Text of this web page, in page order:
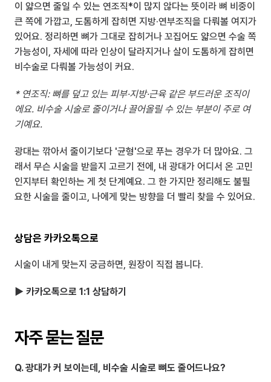
이 얇으면 줄일 수 있는 연조직*이 많지 않다는 뜻이라 뼈 비중이
큰 쪽에 가깝고, 도톰하게 잡히면 지방·연부조직을 다뤄볼 여지가
있어요. 정리하면 뼈가 그대로 잡히거나 꼬집어도 얇으면 수술 쪽
가능성이, 자세에 따라 인상이 달라지거나 살이 도톰하게 잡히면
비수술로 다뤄볼 가능성이 커요.
* 연조직: 뼈를 덮고 있는 피부·지방·근육 같은 부드러운 조직이
에요. 비수술 시술로 줄이거나 끌어올릴 수 있는 부분이 주로 여
기예요.
광대는 깎아서 줄이기보다 '균형'으로 푸는 경우가 더 많아요. 그
래서 무슨 시술을 받을지 고르기 전에, 내 광대가 어디서 온 고민
인지부터 확인하는 게 첫 단계예요. 그 한 가지만 정리해도 불필
요한 시술을 줄이고, 나에게 맞는 방향을 더 빨리 찾을 수 있어요.
상담은 카카오톡으로
시술이 내게 맞는지 궁금하면, 원장이 직접 봅니다.
▶ 카카오톡으로 1:1 상담하기
자주 묻는 질문
Q. 광대가 커 보이는데, 비수술 시술로 뼈도 줄어드나요?